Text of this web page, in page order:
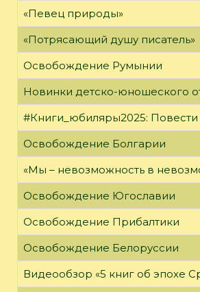
«Певец природы»
«Потрясающий душу писатель»
Освобождение Румынии
Новинки детско-юношеского
#Книги_юбиляры2025: Повести
Освобождение Болгарии
«Мы – невозможность в
Освобождение Югославии
Освобождение Прибалтики
Освобождение Белоруссии
Видеообзор «5 книг об эпохе